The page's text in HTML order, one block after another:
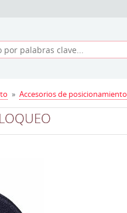
» Accesorios de posicionamiento